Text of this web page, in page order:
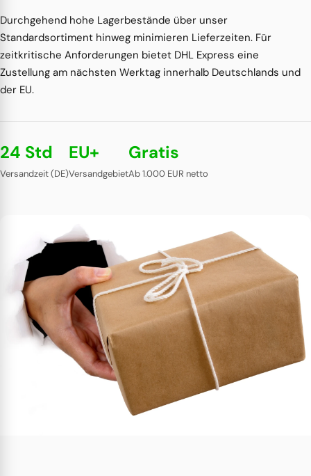
Durchgehend hohe Lagerbestände über unser
Standardsortiment hinweg minimieren Lieferzeiten. Für
zeitkritische Anforderungen bietet DHL Express eine
Zustellung am nächsten Werktag innerhalb Deutschlands und
der EU.
24 Std
Versandzeit (DE)
EU+
Versandgebiet
Gratis
Ab 1.000 EUR netto